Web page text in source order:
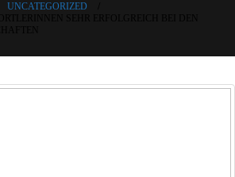
UNCATEGORIZED